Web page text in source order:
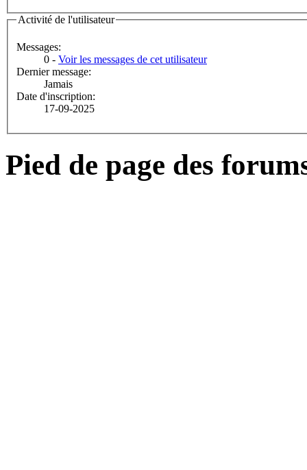
Activité de l'utilisateur
Messages:
0 - Voir les messages de cet utilisateur
Dernier message:
Jamais
Date d'inscription:
17-09-2025
Pied de page des